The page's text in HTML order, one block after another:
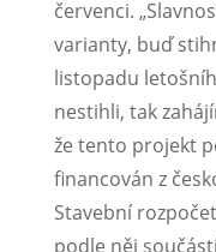
červenci.
varianty, buď
listopadu
nestihli, tak
že tento projekt
financován z
Stavební
podle něj